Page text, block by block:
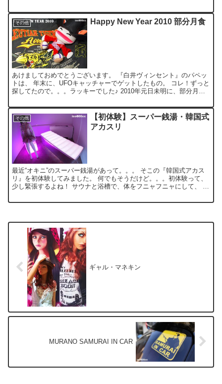
その他 Happy New Year 2010 部分月食
あけましておめでとうございます。 『白井ヴィンセント』のパペッ
トは、 年末に、UFOキャッチャーでゲットしたもの。 コレ！ずっと
探してたので。。。ラッキーでした♪ 2010年元日未明に、部分月食
その他
【初体験】スーパー銭湯・韓国式
アカスリ
最近“オキニ”のスーパー銭湯があって。。。 そこの『韓国式アカス
リ』を初体験してみました。 何でもそうだけど。。。初体験って、
少し緊張するよね！ サウナと浴槽で、体をフニャフニャにして、 待
ギャル・マネキン
MURANO SAMURAI IN CAR